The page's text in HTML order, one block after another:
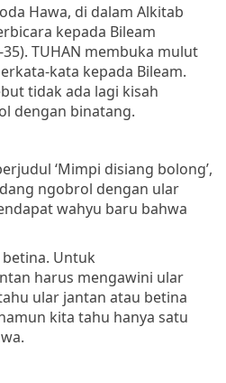
Hawa, di dalam Alkitab
kepada Bileam
TUHAN membuka mulut
kata kepada Bileam.
tidak ada lagi kisah
dengan binatang.
‘Mimpi disiang bolong’,
ngobrol dengan ular
wahyu baru bahwa
Untuk
harus mengawini ular
ular jantan atau betina
kita tahu hanya satu